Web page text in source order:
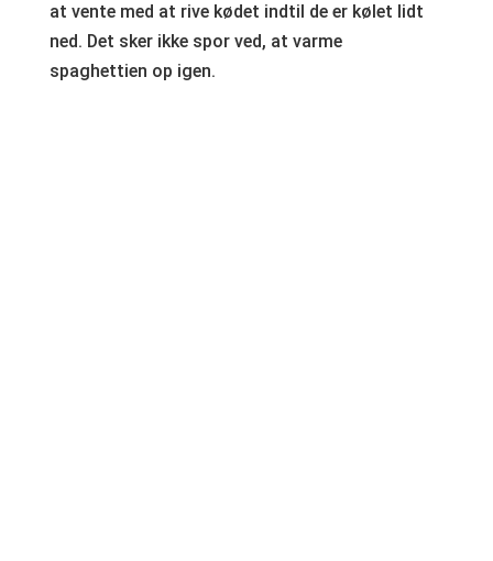
at vente med at rive kødet indtil de er kølet lidt
ned. Det sker ikke spor ved, at varme
spaghettien op igen.